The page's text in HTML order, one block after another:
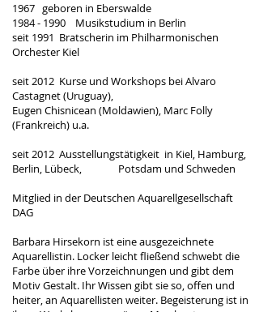
1967 geboren in Eberswalde
1984 - 1990 Musikstudium in Berlin
seit 1991 Bratscherin im Philharmonischen
Orchester Kiel
seit 2012 Kurse und Workshops bei Alvaro
Castagnet (Uruguay),
Eugen Chisnicean (Moldawien), Marc Folly
(Frankreich) u.a.
seit 2012 Ausstellungstätigkeit in Kiel, Hamburg,
Berlin, Lübeck, Potsdam und Schweden
Mitglied in der Deutschen Aquarellgesellschaft
DAG
Barbara Hirsekorn ist eine ausgezeichnete
Aquarellistin. Locker leicht fließend schwebt die
Farbe über ihre Vorzeichnungen und gibt dem
Motiv Gestalt. Ihr Wissen gibt sie so, offen und
heiter, an Aquarellisten weiter. Begeisterung ist in